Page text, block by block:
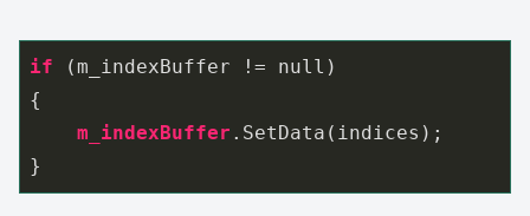
if (m_indexBuffer != null)
{
m_indexBuffer .SetData (indices);